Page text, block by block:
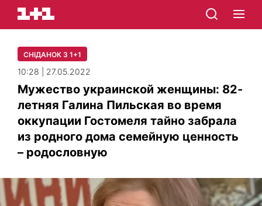
СНІДАНОК З 1+1
10:28 | 27.05.2022
Мужество украинской женщины: 82-
летняя Галина Пильская во время
оккупации Гостомеля тайно забрала
из родного дома семейную ценность
– родословную